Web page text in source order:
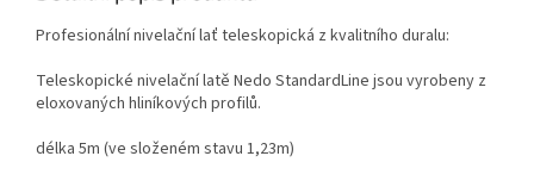
Profesionální nivelační lať teleskopická z kvalitního duralu:
Teleskopické nivelační latě Nedo StandardLine jsou vyrobeny z
eloxovaných hliníkových profilů.
délka 5m (ve složeném stavu 1,23m)